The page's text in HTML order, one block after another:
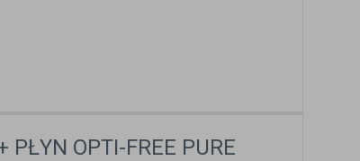
PŁYN OPTI-FREE PURE